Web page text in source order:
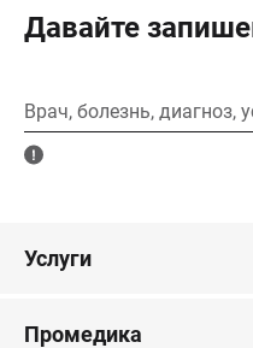
Давайте
Врач, болезнь, диагноз,
Услуги
Промедика